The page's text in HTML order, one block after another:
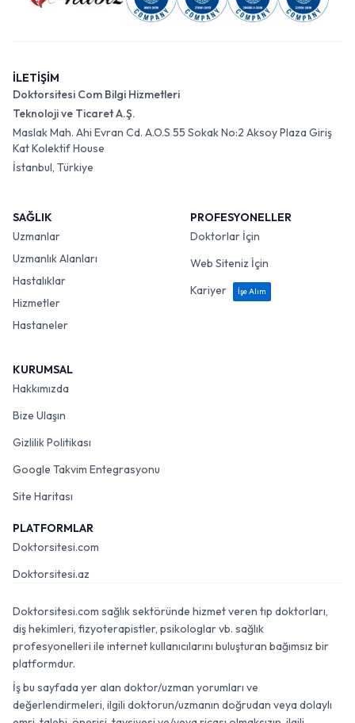
İLETİŞİM
Doktorsitesi Com Bilgi Hizmetleri
Teknoloji ve Ticaret A.Ş.
Maslak Mah. Ahi Evran Cd. A.O.S 55 Sokak No:2 Aksoy Plaza Giriş
Kat Kolektif House
İstanbul, Türkiye
SAĞLIK
Uzmanlar
Uzmanlık Alanları
Hastalıklar
Hizmetler
Hastaneler
PROFESYONELLER
Doktorlar İçin
Web Siteniz İçin
Kariyer
İşe Alım
KURUMSAL
Hakkımızda
Bize Ulaşın
Gizlilik Politikası
Google Takvim Entegrasyonu
Site Haritası
PLATFORMLAR
Doktorsitesi.com
Doktorsitesi.az
Doktorsitesi.com sağlık sektöründe hizmet veren tıp doktorları,
diş hekimleri, fizyoterapistler, psikologlar vb. sağlık
profesyonelleri ile internet kullanıcılarını buluşturan bağımsız bir
platformdur.
İş bu sayfada yer alan doktor/uzman yorumları ve
değerlendirmeleri, ilgili doktorun/uzmanın doğrudan veya dolaylı